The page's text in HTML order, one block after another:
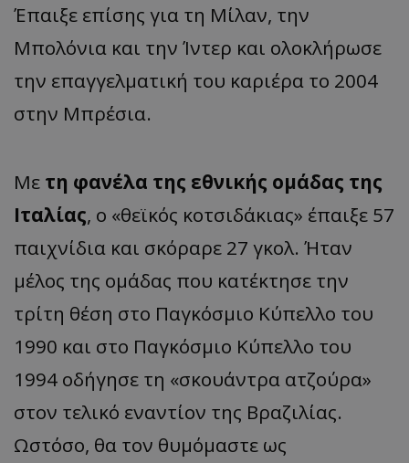
Έπαιξε επίσης για τη Μίλαν, την
Μπολόνια και την Ίντερ και ολοκλήρωσε
την επαγγελματική του καριέρα το 2004
στην Μπρέσια.
Με τη φανέλα της εθνικής ομάδας της
Ιταλίας, ο «θεϊκός κοτσιδάκιας» έπαιξε 57
παιχνίδια και σκόραρε 27 γκολ. Ήταν
μέλος της ομάδας που κατέκτησε την
τρίτη θέση στο Παγκόσμιο Κύπελλο του
1990 και στο Παγκόσμιο Κύπελλο του
1994 οδήγησε τη «σκουάντρα ατζούρα»
στον τελικό εναντίον της Βραζιλίας.
Ωστόσο, θα τον θυμόμαστε ως